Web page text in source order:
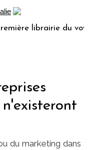
du voyage
du marketing dans